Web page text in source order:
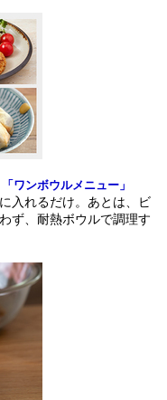
ワンボウルメニュー」
入れるだけ。あとは、ビ
ず、耐熱ボウルで調理す